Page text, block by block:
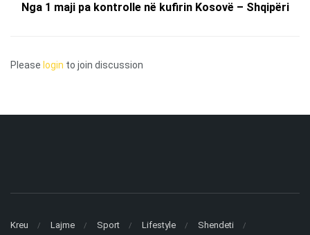
Nga 1 maji pa kontrolle në kufirin Kosovë – Shqipëri
Please login to join discussion
Kreu Lajme Sport Lifestyle
Shendeti